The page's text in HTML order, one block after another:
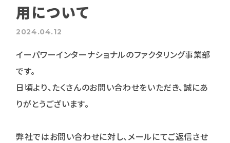
用について
2024.04.12
イーパワーインターナショナルのファクタリング事業部
です。
日頃より、たくさんのお問い合わせをいただき、誠にあ
りがとうございます。
弊社ではお問い合わせに対し、メールにてご返信させ